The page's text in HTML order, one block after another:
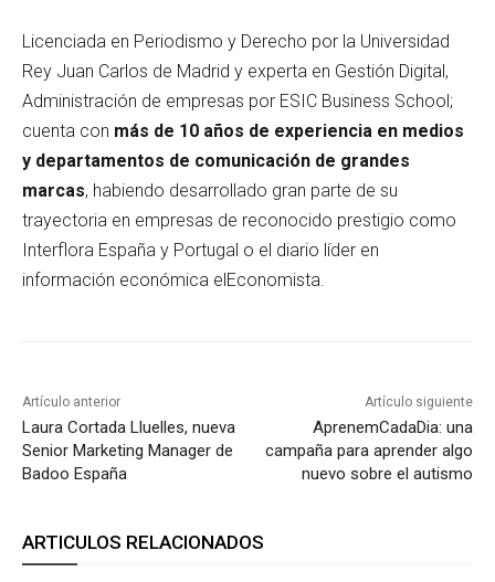
Licenciada en Periodismo y Derecho por la Universidad
Rey Juan Carlos de Madrid y experta en Gestión Digital,
Administración de empresas por ESIC Business School;
cuenta con más de 10 años de experiencia en medios
y departamentos de comunicación de grandes
marcas, habiendo desarrollado gran parte de su
trayectoria en empresas de reconocido prestigio como
Interflora España y Portugal o el diario líder en
información económica elEconomista.
Artículo anterior
Laura Cortada Lluelles, nueva
Senior Marketing Manager de
Badoo España
Artículo siguiente
AprenemCadaDia: una
campaña para aprender algo
nuevo sobre el autismo
ARTICULOS RELACIONADOS